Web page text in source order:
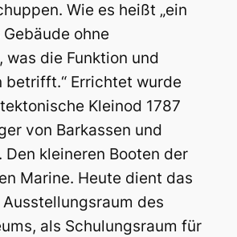
Wie es heißt „ein
ohne
was die Funktion und
betrifft.“ Errichtet wurde
Kleinod 1787
von Barkassen und
Den kleineren Booten der
Marine. Heute dient das
des
als Schulungsraum für